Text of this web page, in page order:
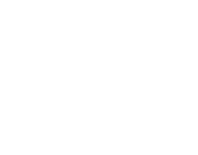
Ob Sie Ihre eigenen Wurzeln
kulturelle Vielfalt des Landes.